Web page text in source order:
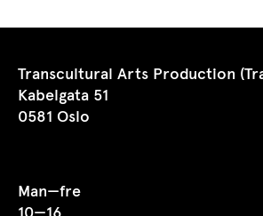
Transcultural Arts Production
Kabelgata 51
0581 Oslo
Man—fre